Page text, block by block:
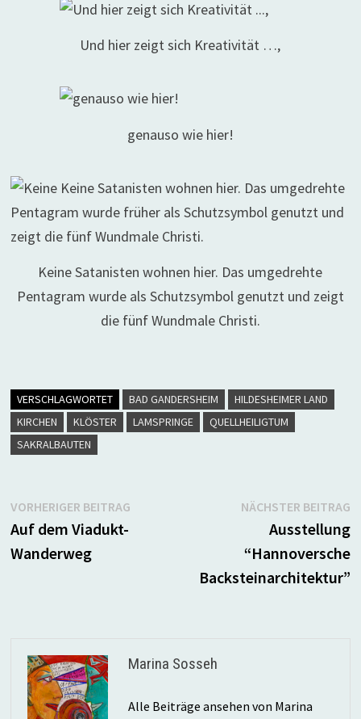
Und hier zeigt sich Kreativität …,
genauso wie hier!
Keine Satanisten wohnen hier. Das umgedrehte
Pentagram wurde als Schutzsymbol genutzt und zeigt
die fünf Wundmale Christi.
VERSCHLAGWORTET BAD GANDERSHEIM
HILDESHEIMER LAND
KIRCHEN
KLÖSTER LAMSPRINGE
QUELLHEILIGTUM
SAKRALBAUTEN
Beitragsnavigation
VORHERIGER BEITRAGVorheriger
Auf dem Viadukt-
Wanderweg
NÄCHSTER BEITRAG
Ausstellung
“Hannoversche
Backsteinarchitektur”
Marina Sosseh
Alle Beiträge ansehen von Marina